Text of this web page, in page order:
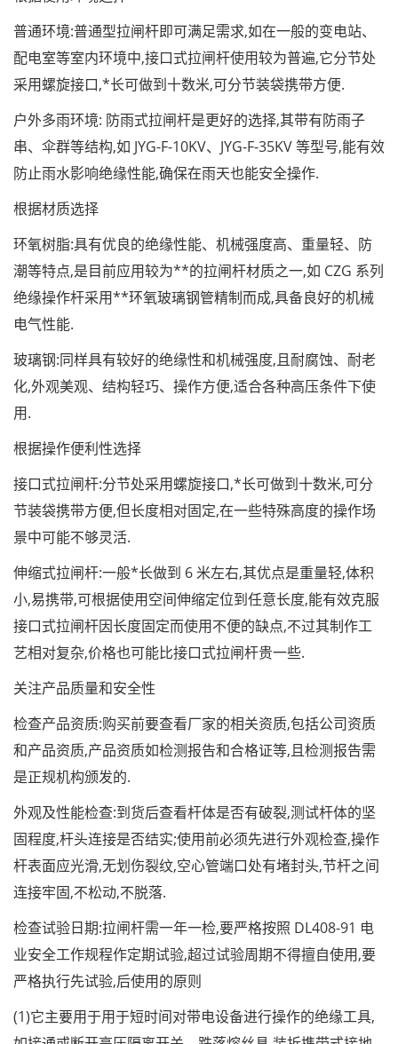
普通环境:普通型拉闸杆即可满足需求,如在一般的变电站、
配电室等室内环境中,接口式拉闸杆使用较为普遍,它分节处
采用螺旋接口,*长可做到十数米,可分节装袋携带方便.
户外多雨环境: 防雨式拉闸杆是更好的选择,其带有防雨子
串、伞群等结构,如 JYG-F-10KV、JYG-F-35KV 等型号,能有效
防止雨水影响绝缘性能,确保在雨天也能安全操作.
根据材质选择
环氧树脂:具有优良的绝缘性能、机械强度高、重量轻、防
潮等特点,是目前应用较为**的拉闸杆材质之一,如 CZG 系列
绝缘操作杆采用**环氧玻璃钢管精制而成,具备良好的机械
电气性能.
玻璃钢:同样具有较好的绝缘性和机械强度,且耐腐蚀、耐老
化,外观美观、结构轻巧、操作方便,适合各种高压条件下使
用.
根据操作便利性选择
接口式拉闸杆:分节处采用螺旋接口,*长可做到十数米,可分
节装袋携带方便,但长度相对固定,在一些特殊高度的操作场
景中可能不够灵活.
伸缩式拉闸杆:一般*长做到 6 米左右,其优点是重量轻,体积
小,易携带,可根据使用空间伸缩定位到任意长度,能有效克服
接口式拉闸杆因长度固定而使用不便的缺点,不过其制作工
艺相对复杂,价格也可能比接口式拉闸杆贵一些.
关注产品质量和安全性
检查产品资质:购买前要查看厂家的相关资质,包括公司资质
和产品资质,产品资质如检测报告和合格证等,且检测报告需
是正规机构颁发的.
外观及性能检查:到货后查看杆体是否有破裂,测试杆体的坚
固程度,杆头连接是否结实;使用前必须先进行外观检查,操作
杆表面应光滑,无划伤裂纹,空心管端口处有堵封头,节杆之间
连接牢固,不松动,不脱落.
检查试验日期:拉闸杆需一年一检,要严格按照 DL408-91 电
业安全工作规程作定期试验,超过试验周期不得擅自使用,要
严格执行先试验,后使用的原则
(1)它主要用于用于短时间对带电设备进行操作的绝缘工具,